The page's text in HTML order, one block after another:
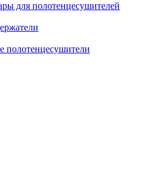
для полотенцесушителей
полотенцесушители